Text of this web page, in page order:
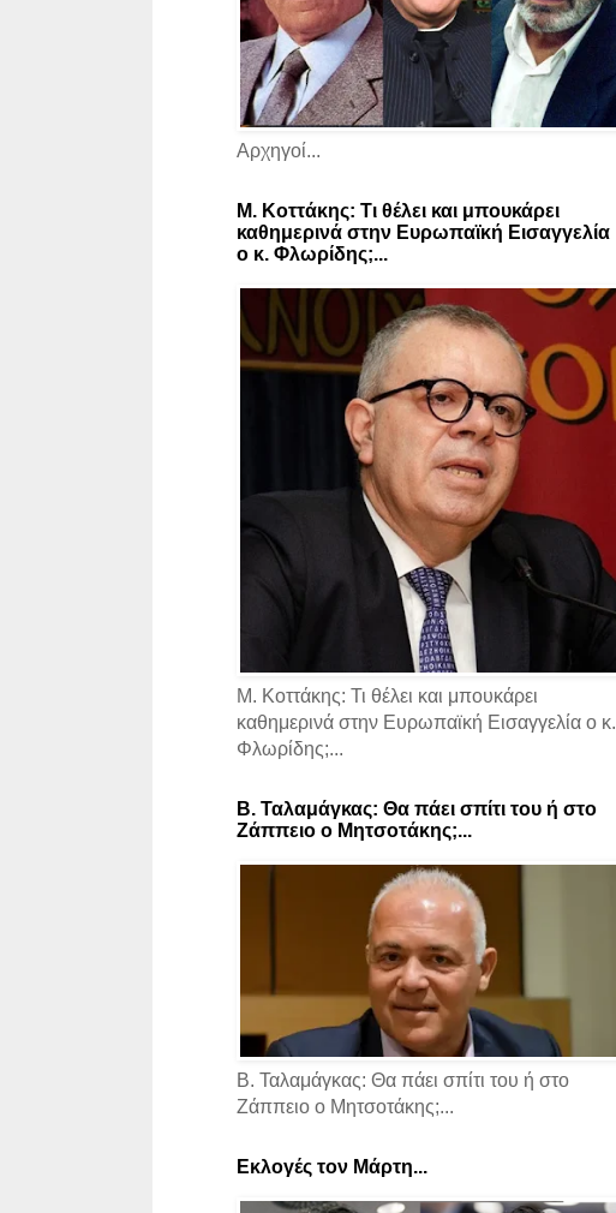
Αρχηγοί...
Μ. Κοττάκης: Τι θέλει και μπουκάρει
καθημερινά στην Ευρωπαϊκή Εισαγγελία
ο κ. Φλωρίδης;...
Μ. Κοττάκης: Τι θέλει και μπουκάρει
καθημερινά στην Ευρωπαϊκή Εισαγγελία ο κ.
Φλωρίδης;...
Β. Ταλαμάγκας: Θα πάει σπίτι του ή στο
Ζάππειο ο Μητσοτάκης;...
Β. Ταλαμάγκας: Θα πάει σπίτι του ή στο
Ζάππειο ο Μητσοτάκης;...
Εκλογές τον Μάρτη...